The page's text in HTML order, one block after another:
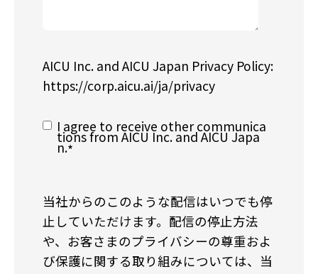
AICU Inc. and AICU Japan Privacy Policy:
https://corp.aicu.ai/ja/privacy
I agree to receive other communica
tions from AICU Inc. and AICU Japa
n.*
当社からのこのような配信はいつでも停
止していただけます。配信の停止方法
や、お客さまのプライバシーの尊重およ
び保護に関する取り組みについては、当